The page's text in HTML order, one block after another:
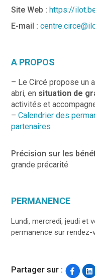
Site Web : https://
E-mail :
A PROPOS
– Le Circé propose un
abri, en situation de
activités et
–Calendrier des
partenaires
Précision sur les
grande précarité
PERMANENCE
Lundi, mercredi, jeudi et
permanence sur
Partager sur :